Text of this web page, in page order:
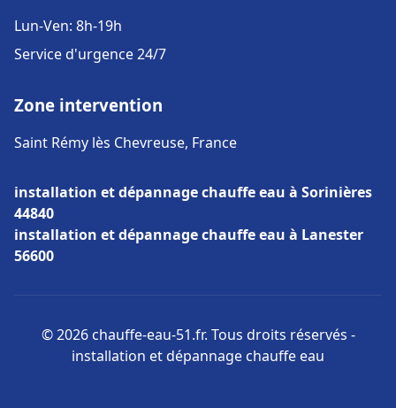
Lun-Ven: 8h-19h
Service d'urgence 24/7
Zone intervention
Saint Rémy lès Chevreuse, France
installation et dépannage chauffe eau à Sorinières
44840
installation et dépannage chauffe eau à Lanester
56600
© 2026 chauffe-eau-51.fr. Tous droits réservés -
installation et dépannage chauffe eau